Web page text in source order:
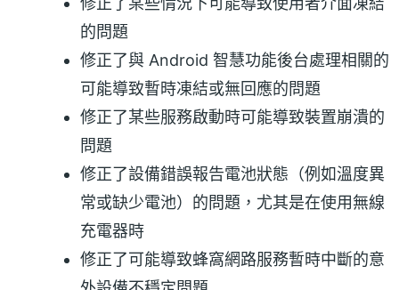
的問題
修正了與 Android 智慧功能後台處理相關的
可能導致暫時凍結或無回應的問題
修正了某些服務啟動時可能導致裝置崩潰的
問題
修正了設備錯誤報告電池狀態（例如溫度異
常或缺少電池）的問題，尤其是在使用無線
充電器時
修正了可能導致蜂窩網路服務暫時中斷的意